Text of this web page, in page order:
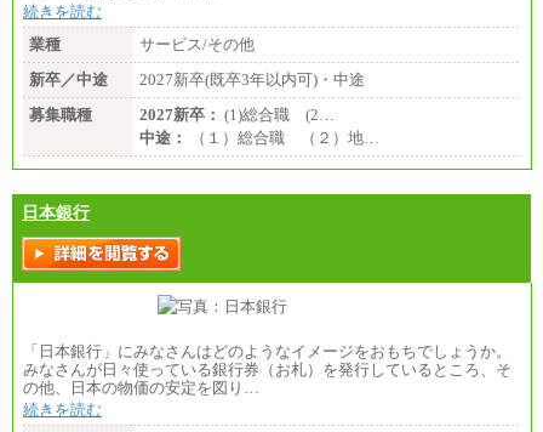
続きを読む
業種
サービス/その他
新卒／中途
2027新卒(既卒3年以内可)・中途
募集職種
2027新卒： (1)総合職 (2…
中途：
（１）総合職 （２）地…
日本銀行
「日本銀行」にみなさんはどのようなイメージをおもちでしょうか。
みなさんが日々使っている銀行券（お札）を発行しているところ、そ
の他、日本の物価の安定を図り…
続きを読む